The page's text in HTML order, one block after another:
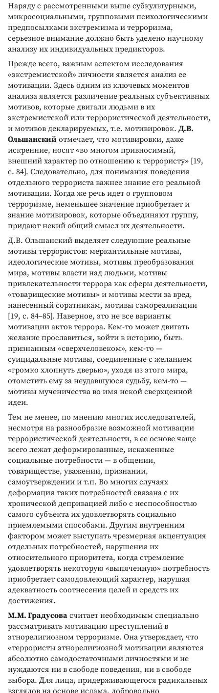
Наряду с рассмотренными выше субкультурными,
микросоциальными, групповыми психологическими
предпосылками экстремизма и терроризма,
серьезное внимание должно быть уделено научному
анализу их индивидуальных предикторов.
Прежде всего, важным аспектом исследования
«экстремистской» личности является анализ ее
мотивации. Здесь одним из ключевых моментов
анализа является различение реальных субъективных
мотивов, которые двигали людьми в их
экстремистской или террористической деятельности,
и мотивов декларируемых, т.е. мотивировок. Д.В.
Ольшанский отмечает, что мотивировки, даже
искренние, носят «во многом привносимый,
внешний характер по отношению к террористу» [19,
с. 84]. Следовательно, для понимания поведения
отдельного террориста важнее знание его реальной
мотивации. Когда же речь идет о групповом
терроризме, неменьшее значение приобретает и
знание мотивировок, которые объединяют группу,
придают некий общий смысл их деятельности.
Д.В. Ольшанский выделяет следующие реальные
мотивы террористов: меркантильные мотивы,
идеологические мотивы, мотивы преобразования
мира, мотивы власти над людьми, мотивы
привлекательности террора как сферы деятельности,
«товарищеские мотивы» и мотивы мести за вред,
нанесенный соратникам, мотивы самореализации
[19, с. 84–85]. Наверное, это не все варианты
мотивации актов террора. Кем-то может двигать
желание прославиться, войти в историю, быть
признанным «сверхчеловеком», кем-то —
суицидальные мотивы, соединенные с желанием
«громко хлопнуть дверью», уходя из этого мира,
отомстить ему за неудавшуюся судьбу, кем-то —
мотивы мученичества во имя некой сверхценной
идеи.
Тем не менее, по мнению многих исследователей,
несмотря на разнообразие возможной мотивации
террористической деятельности, в ее основе чаще
всего лежат деформированные, искаженные
социальные потребности — в общении,
товариществе, уважении, признании,
самоутверждении и т.п. Во многих случаях
деформация таких потребностей связана с их
хронической депривацией либо с неспособностью
самого субъекта их удовлетворять социально
приемлемыми способами. Другим внутренним
фактором может выступать чрезмерная акцентуация
отдельных потребностей, нарушения их
относительного приоритета, когда стремление
удовлетворять некоторую «выпяченную» потребность
приобретает самодовлеющий характер, нарушая
адекватность соотнесения целей и средств их
достижения.
М.М. Градусова считает необходимым специально
рассматривать мотивацию преступлений в
этнорелигиозном терроризме. Она утверждает, что
«террористы этнорелигиозной мотивации являются
абсолютно самодостаточными личностями и не
нуждаются ни в свободе поведения, ни в свободе
выбора. Для лица, придерживающегося радикальных
взглядов на основе ислама, добровольно